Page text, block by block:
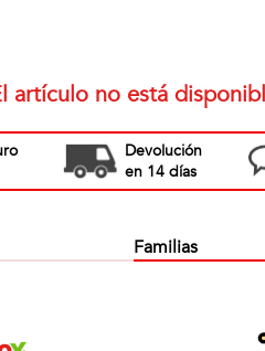
artículo no está
Devolución
en 14 días
Familias